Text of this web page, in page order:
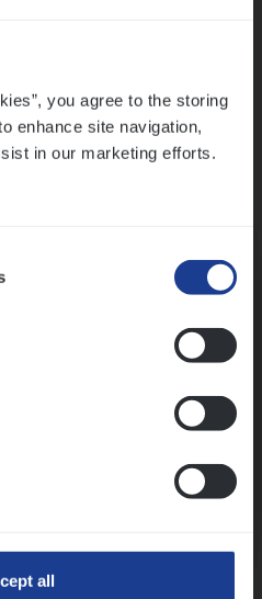
you agree to the storing
enhance site navigation,
in our marketing efforts.
all